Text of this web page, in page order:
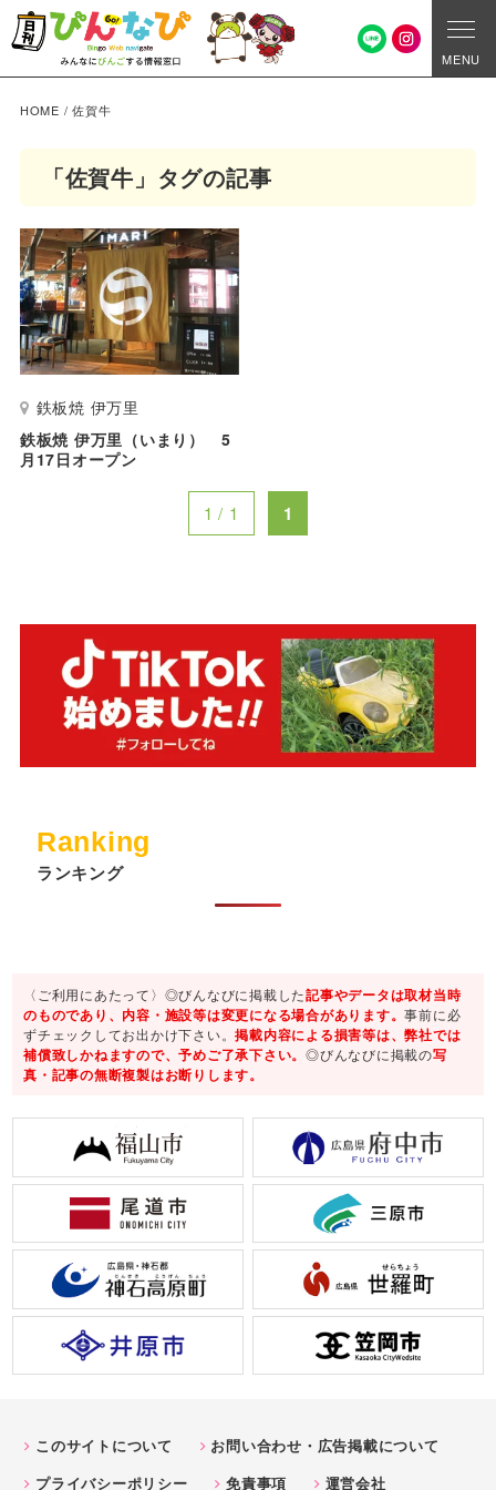
MENU
HOME /佐賀牛
「佐賀牛」タグの記事
鉄板焼 伊万里
鉄板焼 伊万里（いまり） 5
月17日オープン
1 / 1 1
Ranking
ランキング
〈ご利用にあたって〉◎びんなびに掲載した記事やデータは取材当時
のものであり、内容・施設等は変更になる場合があります。事前に必
ずチェックしてお出かけ下さい。掲載内容による損害等は、弊社では
補償致しかねますので、予めご了承下さい。◎びんなびに掲載の写
真・記事の無断複製はお断りします。
このサイトについて
お問い合わせ・広告掲載について
プライバシーポリシー
免責事項 運営会社